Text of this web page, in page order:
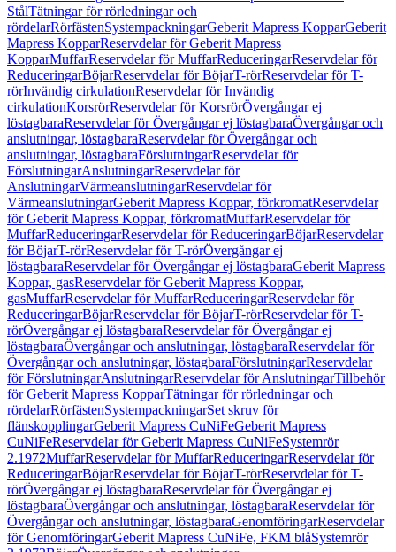
StålTätningar för rörledningar och
rördelarRörfästenSystempackningarGeberit Mapress KopparGeberit
Mapress KopparReservdelar för Geberit Mapress
KopparMuffarReservdelar för MuffarReduceringarReservdelar för
ReduceringarBöjarReservdelar för BöjarT-rörReservdelar för T-
rörInvändig cirkulationReservdelar för Invändig
cirkulationKorsrörReservdelar för KorsrörÖvergångar ej
löstagbaraReservdelar för Övergångar ej löstagbaraÖvergångar och
anslutningar, löstagbaraReservdelar för Övergångar och
anslutningar, löstagbaraFörslutningarReservdelar för
FörslutningarAnslutningarReservdelar för
AnslutningarVärmeanslutningarReservdelar för
VärmeanslutningarGeberit Mapress Koppar, förkromatReservdelar
för Geberit Mapress Koppar, förkromatMuffarReservdelar för
MuffarReduceringarReservdelar för ReduceringarBöjarReservdelar
för BöjarT-rörReservdelar för T-rörÖvergångar ej
löstagbaraReservdelar för Övergångar ej löstagbaraGeberit Mapress
Koppar, gasReservdelar för Geberit Mapress Koppar,
gasMuffarReservdelar för MuffarReduceringarReservdelar för
ReduceringarBöjarReservdelar för BöjarT-rörReservdelar för T-
rörÖvergångar ej löstagbaraReservdelar för Övergångar ej
löstagbaraÖvergångar och anslutningar, löstagbaraReservdelar för
Övergångar och anslutningar, löstagbaraFörslutningarReservdelar
för FörslutningarAnslutningarReservdelar för AnslutningarTillbehör
för Geberit Mapress KopparTätningar för rörledningar och
rördelarRörfästenSystempackningarSet skruv för
flänskopplingarGeberit Mapress CuNiFeGeberit Mapress
CuNiFeReservdelar för Geberit Mapress CuNiFeSystemrör
2.1972MuffarReservdelar för MuffarReduceringarReservdelar för
ReduceringarBöjarReservdelar för BöjarT-rörReservdelar för T-
rörÖvergångar ej löstagbaraReservdelar för Övergångar ej
löstagbaraÖvergångar och anslutningar, löstagbaraReservdelar för
Övergångar och anslutningar, löstagbaraGenomföringarReservdelar
för GenomföringarGeberit Mapress CuNiFe, FKM blåSystemrör